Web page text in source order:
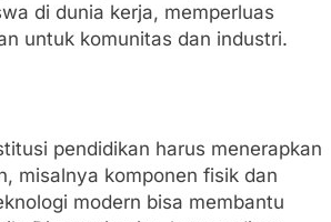
di dunia kerja, memperluas
untuk komunitas dan industri.
pendidikan harus menerapkan
misalnya komponen fisik dan
modern bisa membantu